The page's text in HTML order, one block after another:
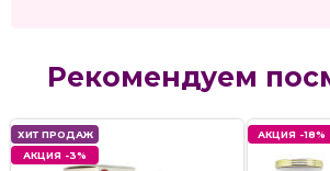
Рекомендуем
ХИТ ПРОДАЖ
АКЦИЯ -3%
АКЦИЯ -18%